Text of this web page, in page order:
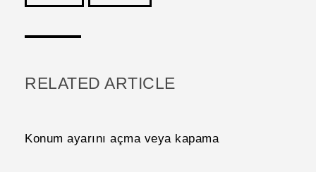
RELATED ARTICLE
Konum ayarını açma veya kapama